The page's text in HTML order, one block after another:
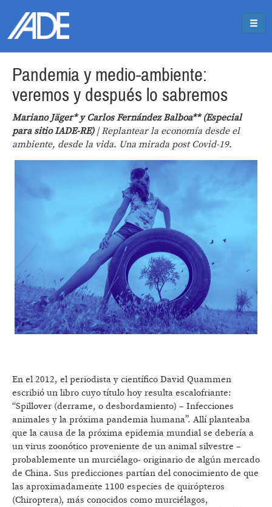
Pandemia y medio-ambiente:
veremos y después lo sabremos
Mariano Jäger* y Carlos Fernández Balboa** (Especial
para sitio IADE-RE)| Replantear la economía desde el
ambiente, desde la vida. Una mirada post Covid-19.
En el 2012, el periodista y científico David Quammen
escribió un libro cuyo título hoy resulta escalofriante:
“Spillover (derrame, o desbordamiento) – Infecciones
animales y la próxima pandemia humana”. Allí planteaba
que la causa de la próxima epidemia mundial se debería a
un virus zoonótico proveniente de un animal silvestre –
probablemente un murciélago- originario de algún mercado
de China. Sus predicciones partían del conocimiento de que
las aproximadamente 1100 especies de quirópteros
(Chiroptera), más conocidos como murciélagos,